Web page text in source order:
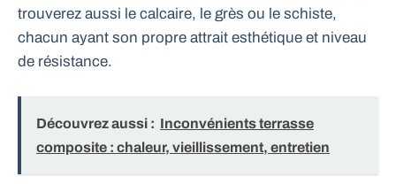
trouverez aussi le calcaire, le grès ou le schiste,
chacun ayant son propre attrait esthétique et niveau
de résistance.
Découvrez aussi : Inconvénients terrasse
composite : chaleur, vieillissement, entretien